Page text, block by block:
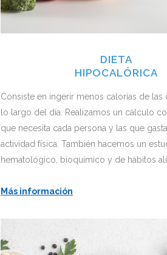
DIETA
HIPOCALÓRICA
Consiste en ingerir menos calorías de las
lo largo del día. Realizamos un cálculo
que necesita cada persona y las que
actividad física. También hacemos un
hematológico, bioquímico y de hábitos
Más información